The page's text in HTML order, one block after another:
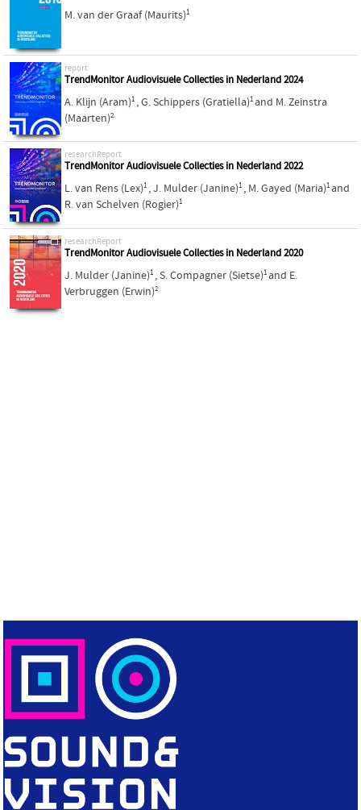
M. van der Graaf (Maurits) 1
report
TrendMonitor Audiovisuele Collecties in Nederland 2024
A. Klijn (Aram) 1 ,G. Schippers (Gratiella) 1 and M. Zeinstra
(Maarten)2
researchReport
TrendMonitor Audiovisuele Collecties in Nederland 2022
L. van Rens (Lex) 1 ,J. Mulder (Janine) 1 , M. Gayed (Maria) 1 and
R. van Schelven (Rogier) 1
researchReport
TrendMonitor Audiovisuele Collecties in Nederland 2020
J. Mulder (Janine) 1 ,S. Compagner (Sietse) 1 and E.
Verbruggen (Erwin)2